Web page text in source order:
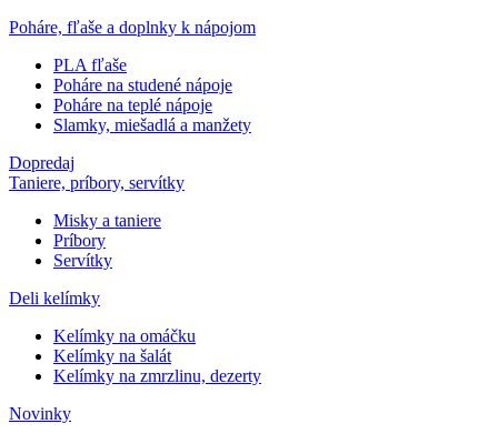
Poháre, fľaše a doplnky k nápojom
PLA fľaše
Poháre na studené nápoje
Poháre na teplé nápoje
Slamky, miešadlá a manžety
Dopredaj
Taniere, príbory, servítky
Misky a taniere
Príbory
Servítky
Deli kelímky
Kelímky na omáčku
Kelímky na šalát
Kelímky na zmrzlinu, dezerty
Novinky